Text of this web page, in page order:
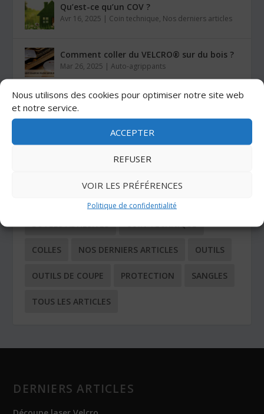
Nous utilisons des cookies pour optimiser notre site web
et notre service.
ACCEPTER
REFUSER
VOIR LES PRÉFÉRENCES
Politique de confidentialité
Qu’est-ce qu’un COV ?
Avr 16, 2025 | Coin technique, Nos derniers articles
Comment coller du VELCRO® sur du bois ?
Mar 26, 2025 |Auto-agrippants
Les colles Stratogrip X15 et X25
Jan 27, 2025
COLLES NOS DERNIERS ARTICLES OUTILS
OUTILS DE COUPE PROTECTION SANGLES
TOUS LES ARTICLES
DERNIERS ARTICLES